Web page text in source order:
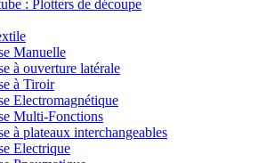
: Plotters de découpe
Manuelle
à ouverture latérale
à Tiroir
Electromagnétique
Multi-Fonctions
à plateaux interchangeables
Electrique